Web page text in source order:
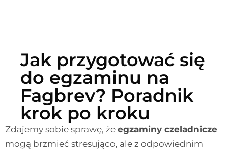
Jak przygotować się
do egzaminu na
Fagbrev? Poradnik
krok po kroku
Zdajemy sobie sprawę, że egzaminy czeladnicze
mogą brzmieć stresująco, ale z odpowiednim